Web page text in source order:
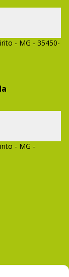
- MG - 35450-
- MG -